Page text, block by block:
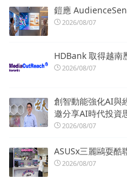
鎧應
2026/08/07
HDBank 取得越南
2026/08/07
創智動能強化AI與
邀分享AI時代投資
2026/08/07
ASUSx三麗鷗耍酷
2026/08/07